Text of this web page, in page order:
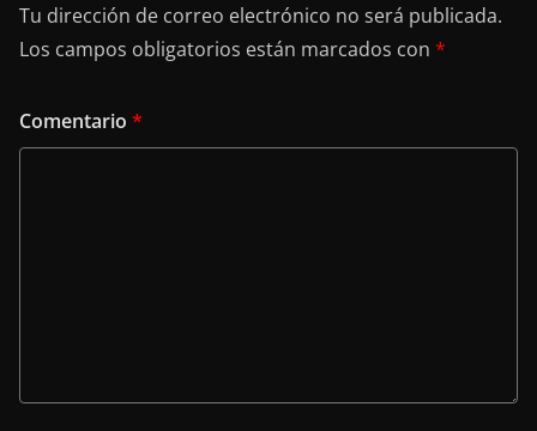
Tu dirección de correo electrónico no será publicada.
Los campos obligatorios están marcados con *
Comentario *